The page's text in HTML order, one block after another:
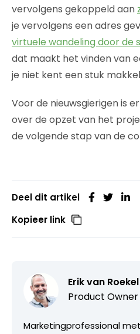
vervolgens gekoppeld aan
je vervolgens een adres
virtuele wandeling door de
dat maakt het vinden van
je niet kent een stuk
Voor de nieuwsgierigen is er
over de opzet van het
de volgende stap van de
Deel dit artikel
Kopieer link
Erik van Roekel
Product
Marketingprofessional